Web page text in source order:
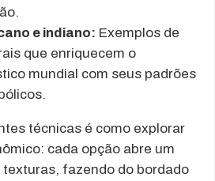
e indiano: Exemplos de
que enriquecem o
mundial com seus padrões
técnicas é como explorar
cada opção abre um
texturas, fazendo do bordado